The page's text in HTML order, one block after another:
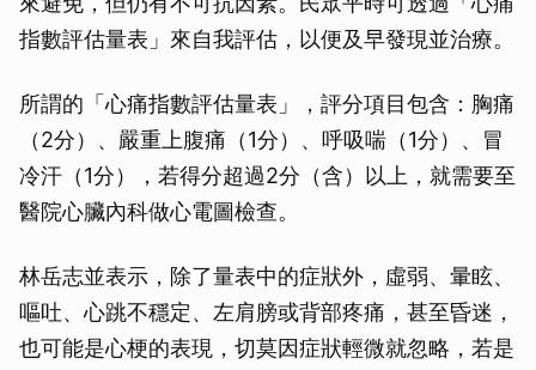
指數評估量表」來自我評估，以便及早發現並治療。
所謂的「心痛指數評估量表」，評分項目包含：胸痛
（2分）、嚴重上腹痛（1分）、呼吸喘（1分）、冒
冷汗（1分），若得分超過2分（含）以上，就需要至
醫院心臟內科做心電圖檢查。
林岳志並表示，除了量表中的症狀外，虛弱、暈眩、
嘔吐、心跳不穩定、左肩膀或背部疼痛，甚至昏迷，
也可能是心梗的表現，切莫因症狀輕微就忽略，若是